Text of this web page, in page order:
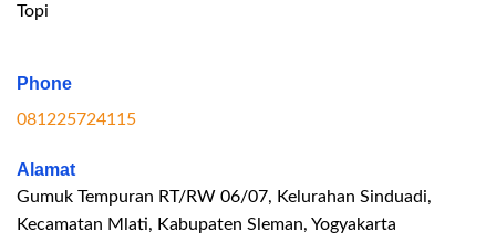
Topi
Phone
081225724115
Alamat
Gumuk Tempuran RT/RW 06/07, Kelurahan Sinduadi,
Kecamatan Mlati, Kabupaten Sleman, Yogyakarta